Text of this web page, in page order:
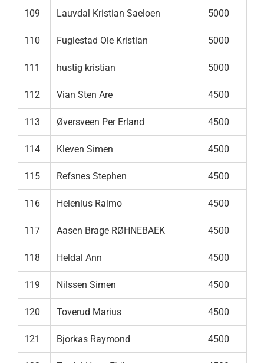
109 Lauvdal Kristian Saeloen 5000
110 Fuglestad Ole Kristian 5000
111 hustig kristian 5000
112 Vian Sten Are 4500
113 Øversveen Per Erland 4500
114 Kleven Simen 4500
115 Refsnes Stephen 4500
116 Helenius Raimo 4500
117 Aasen Brage RØHNEBAEK 4500
118 Heldal Ann 4500
119 Nilssen Simen 4500
120 Toverud Marius 4500
121 Bjorkas Raymond 4500